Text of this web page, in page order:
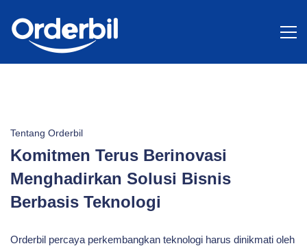
Tentang
Tentang Orderbil
Komitmen Terus Berinovasi
Menghadirkan Solusi Bisnis
Berbasis Teknologi
Orderbil percaya perkembangkan teknologi harus dinikmati oleh